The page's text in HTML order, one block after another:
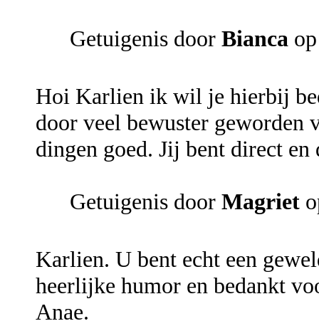
Getuigenis door Bianca
Hoi Karlien ik wil je hierbij
door veel bewuster geworden
dingen goed. Jij bent direct
Getuigenis door Magriet
Karlien. U bent echt een
heerlijke humor en bedankt
Anae.